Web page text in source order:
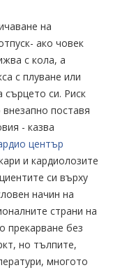
на
ако човек
с кола, а
с плуване или
сърцето си. Риск
поставя
- казва
център
и кардиолозите
си върху
начин на
страни на
прекарване без
но тълпите,
многото